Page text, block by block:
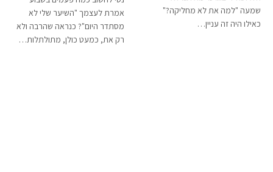
שמעה "למה את לא מחליקה?"
כאילו היה זה עניין…
אמרת לעצמך "השיער שלי לא
מסתדר היום"? כנראה שהרבה ולא
רק את, כמעט כולן, מתולתלות…